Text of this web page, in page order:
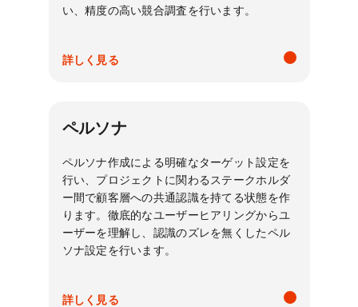
い、精度の高い競合調査を行います。
詳しく見る
ペルソナ
ペルソナ作成による明確なターゲット設定を
行い、プロジェクトに関わるステークホルダ
ー間で顧客層への共通認識を持てる状態を作
ります。徹底的なユーザーヒアリングからユ
ーザーを理解し、認識のズレを無くしたペル
ソナ設定を行います。
詳しく見る